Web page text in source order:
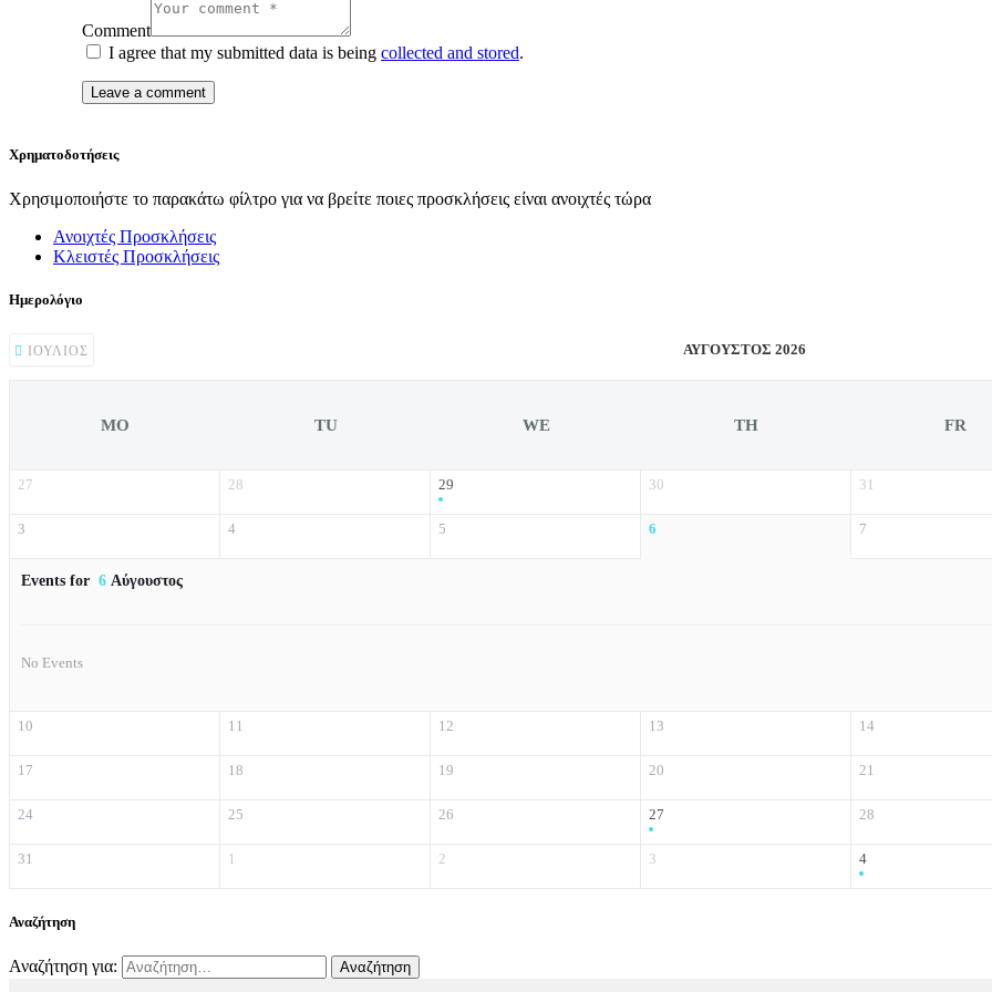
Comment
I agree that my submitted data is being collected and stored.
Χρηματοδοτήσεις
Χρησιμοποιήστε το παρακάτω φίλτρο για να βρείτε ποιες προσκλήσεις είναι ανοιχτές τώρα
Ανοιχτές Προσκλήσεις
Κλειστές Προσκλήσεις
Ημερολόγιο
ΙΟΎΛΙΟΣ ΑΎΓΟΥΣΤΟΣ 2026
MO TU WE TH FR
27 28 29 30 31
3 4 5 6 7
Events for 6 Αύγουστος
No Events
10 11 12 13 14
17 18 19 20 21
24 25 26 27 28
31 1 2 3 4
Αναζήτηση
Αναζήτηση για: